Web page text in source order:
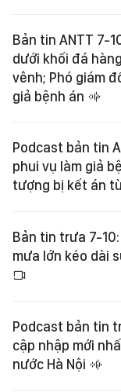
Bản tin ANTT 7-
dưới khối đá
vênh; Phó giám
giả bệnh án
Podcast bản tin
phui vụ làm giả
tượng bị kết án tù
Bản tin trưa 7-
mưa lớn kéo dài
Podcast bản tin
cập nhập mới
nước Hà Nội